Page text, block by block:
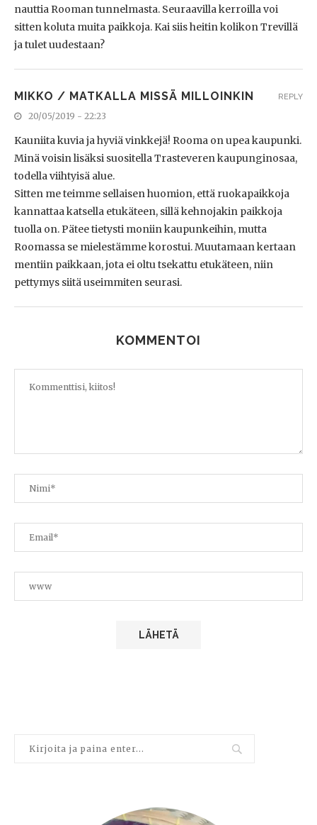
nauttia Rooman tunnelmasta. Seuraavilla kerroilla voi
sitten koluta muita paikkoja. Kai siis heitin kolikon Trevillä
ja tulet uudestaan?
MIKKO / MATKALLA MISSÄ MILLOINKIN
20/05/2019 - 22:23
Kauniita kuvia ja hyviä vinkkejä! Rooma on upea kaupunki.
Minä voisin lisäksi suositella Trasteveren kaupunginosaa,
todella viihtyisä alue.
Sitten me teimme sellaisen huomion, että ruokapaikkoja
kannattaa katsella etukäteen, sillä kehnojakin paikkoja
tuolla on. Pätee tietysti moniin kaupunkeihin, mutta
Roomassa se mielestämme korostui. Muutamaan kertaan
mentiin paikkaan, jota ei oltu tsekattu etukäteen, niin
pettymys siitä useimmiten seurasi.
REPLY
KOMMENTOI